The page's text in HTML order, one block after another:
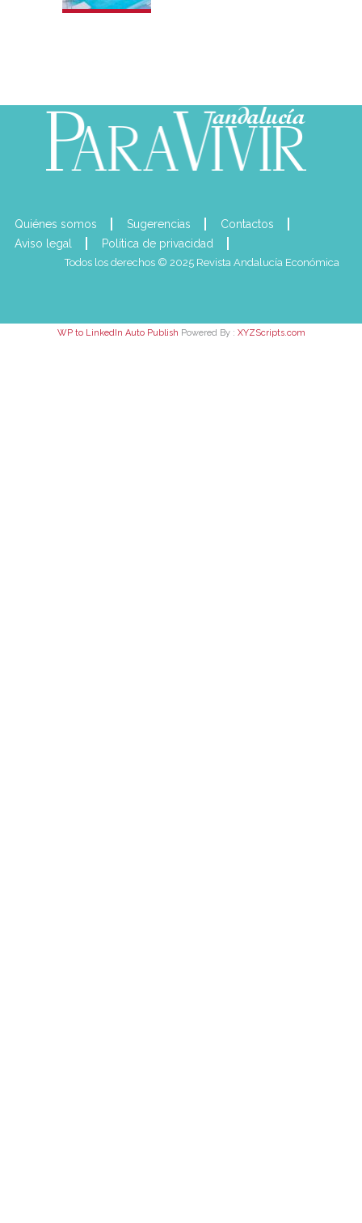
Quiénes somos Sugerencias
Contactos
Aviso legal
Política de privacidad
Todos los derechos © 2025 Revista Andalucía Económica
WP to LinkedIn Auto Publish Powered By : XYZScripts.com